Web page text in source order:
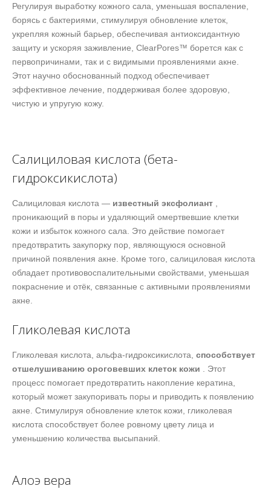
Регулируя выработку кожного сала, уменьшая воспаление,
борясь с бактериями, стимулируя обновление клеток,
укрепляя кожный барьер, обеспечивая антиоксидантную
защиту и ускоряя заживление, ClearPores™ борется как с
первопричинами, так и с видимыми проявлениями акне.
Этот научно обоснованный подход обеспечивает
эффективное лечение, поддерживая более здоровую,
чистую и упругую кожу.
Салициловая кислота (бета-
гидроксикислота)
Салициловая кислота — известный эксфолиант
проникающий в поры и удаляющий омертвевшие клетки
кожи и избыток кожного сала. Это действие помогает
предотвратить закупорку пор, являющуюся основной
причиной появления акне. Кроме того, салициловая кислота
обладает противовоспалительными свойствами, уменьшая
покраснение и отёк, связанные с активными проявлениями
акне.
Гликолевая кислота
Гликолевая кислота, альфа-гидроксикислота, способствует
отшелушиванию ороговевших клеток кожи . Этот
процесс помогает предотвратить накопление кератина,
который может закупоривать поры и приводить к появлению
акне. Стимулируя обновление клеток кожи, гликолевая
кислота способствует более ровному цвету лица и
уменьшению количества высыпаний.
Алоэ вера